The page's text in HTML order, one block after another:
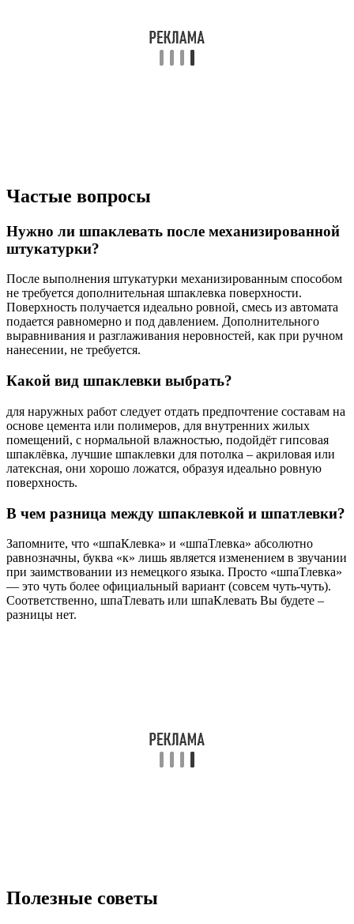
Частые вопросы
Нужно ли шпаклевать после механизированной
штукатурки?
После выполнения штукатурки механизированным способом
не требуется дополнительная шпаклевка поверхности.
Поверхность получается идеально ровной, смесь из автомата
подается равномерно и под давлением. Дополнительного
выравнивания и разглаживания неровностей, как при ручном
нанесении, не требуется.
Какой вид шпаклевки выбрать?
для наружных работ следует отдать предпочтение составам на
основе цемента или полимеров, для внутренних жилых
помещений, с нормальной влажностью, подойдёт гипсовая
шпаклёвка, лучшие шпаклевки для потолка – акриловая или
латексная, они хорошо ложатся, образуя идеально ровную
поверхность.
В чем разница между шпаклевкой и шпатлевки?
Запомните, что «шпаКлевка» и «шпаТлевка» абсолютно
равнозначны, буква «к» лишь является изменением в звучании
при заимствовании из немецкого языка. Просто «шпаТлевка»
— это чуть более официальный вариант (совсем чуть-чуть).
Соответственно, шпаТлевать или шпаКлевать Вы будете –
разницы нет.
Полезные советы